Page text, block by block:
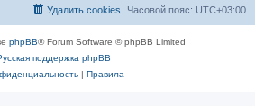
Часовой пояс: UTC+03:00
Удалить cookies
phpBB® Forum Software © phpBB Limited
поддержка phpBB
| Правила